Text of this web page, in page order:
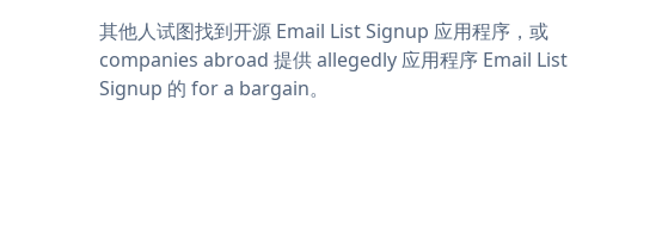
其他人试图找到开源 Email List Signup 应用程序，或
companies abroad 提供 allegedly 应用程序 Email List
Signup 的 for a bargain。